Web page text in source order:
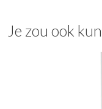
Je zou ook